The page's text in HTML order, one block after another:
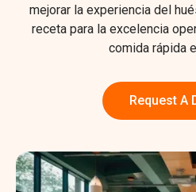
mejorar la experiencia del
receta para la excelencia
comida rápida
Request A